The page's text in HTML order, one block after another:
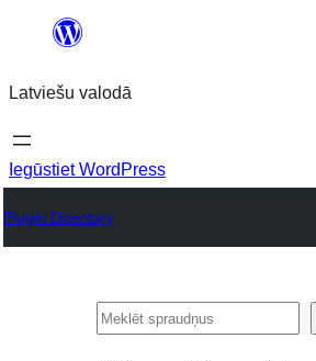
Pāriet
saturu
Latviešu valodā
Iegūstiet WordPress
Plugin Directory
Meklēt